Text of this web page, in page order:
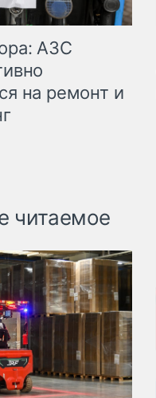
АЗС
на ремонт и
читаемое